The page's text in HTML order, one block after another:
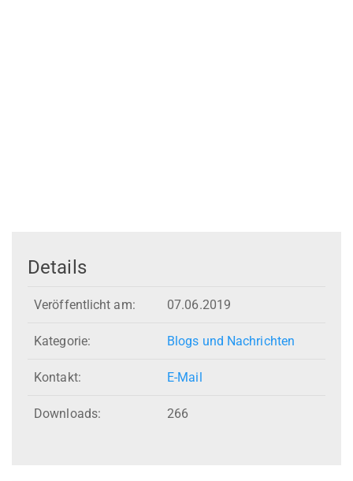
Details
Veröffentlicht am: 07.06.2019
Kategorie: Blogs und Nachrichten
Kontakt: E-Mail
Downloads: 266